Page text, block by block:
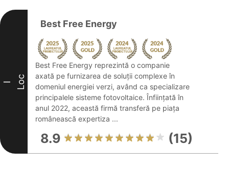
I Loc
Best Free Energy
Best Free Energy reprezintă o companie
axată pe furnizarea de soluții complexe în
domeniul energiei verzi, având ca specializare
principalele sisteme fotovoltaice. Înființată în
anul 2022, această firmă transferă pe piața
românească expertiza ...
8.9 (15)